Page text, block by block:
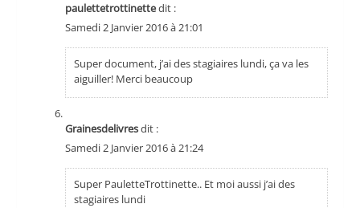
paulettetrottinettedit :
Samedi 2 Janvier 2016 à 21:01
Super document, j’ai des stagiaires lundi, ça va les
aiguiller! Merci beaucoup
Grainesdelivresdit :
Samedi 2 Janvier 2016 à 21:24
Super PauletteTrottinette.. Et moi aussi j’ai des
stagiaires lundi